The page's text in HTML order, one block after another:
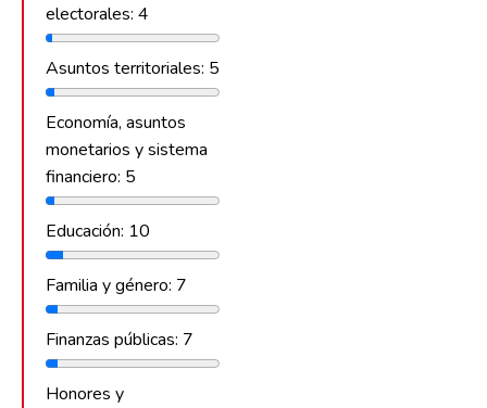
electorales: 4
Asuntos territoriales: 5
Economía, asuntos
monetarios y sistema
financiero: 5
Educación: 10
Familia y género: 7
Finanzas públicas: 7
Honores y